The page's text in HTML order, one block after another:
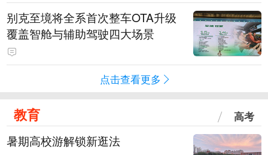
别克至境将全系首次整车OTA升级
覆盖智舱与辅助驾驶四大场景
点击查看更多
教育 高考
暑期高校游解锁新逛法